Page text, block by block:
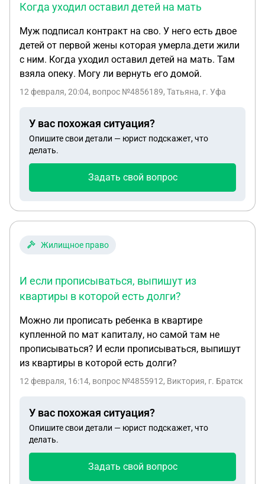
Когда уходил оставил детей на мать
Муж подписал контракт на сво. У него есть двое
детей от первой жены которая умерла.дети жили
с ним. Когда уходил оставил детей на мать. Там
взяла опеку. Могу ли вернуть его домой.
12 февраля, 20:04, вопрос №4856189, Татьяна, г. Уфа
У вас похожая ситуация?
Опишите свои детали — юрист подскажет, что
делать.
Задать свой вопрос
Жилищное право
И если прописываться, выпишут из
квартиры в которой есть долги?
Можно ли прописать ребенка в квартире
купленной по мат капиталу, но самой там не
прописываться? И если прописываться, выпишут
из квартиры в которой есть долги?
12 февраля, 16:14, вопрос №4855912, Виктория, г. Братск
У вас похожая ситуация?
Опишите свои детали — юрист подскажет, что
делать.
Задать свой вопрос